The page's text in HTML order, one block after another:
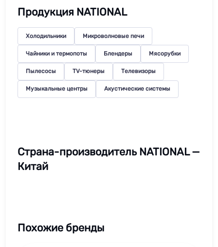
Продукция NATIONAL
Холодильники Микроволновые печи
Чайники и термопоты Блендеры Мясорубки
Пылесосы TV-тюнеры Телевизоры
Музыкальные центры Акустические системы
Страна-производитель NATIONAL —
Китай
Похожие бренды